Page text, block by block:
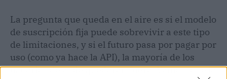
La pregunta que queda en el aire es si el modelo
de suscripción fija puede sobrevivir a este tipo
de limitaciones, y si el futuro pasa por pagar por
uso (como ya hace la API), la mayoría de los
usuarios de a pie quedarán fuera. Vamos, que la